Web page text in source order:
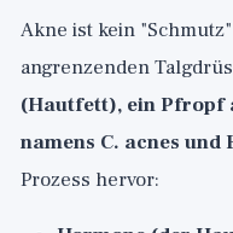
Akne ist kein
angrenzenden
(Hautfett), ein Pfropf
namens C. acnes und
Prozess hervor: